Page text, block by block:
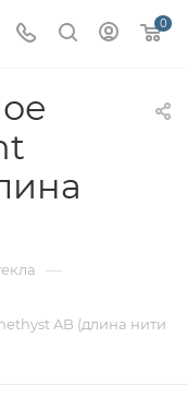
0
—
AB (длина нити